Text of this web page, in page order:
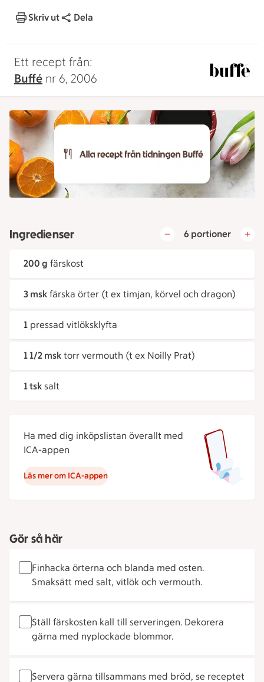
Skriv ut Dela
Ett recept från:
Buffé nr 6, 2006
Ingredienser 6 portioner
200 g färskost
3 msk färska örter (t ex timjan, körvel och dragon)
1 pressad vitlöksklyfta
1 1/2 msk torr vermouth (t ex Noilly Prat)
1 tsk salt
Ha med dig inköpslistan överallt med
ICA-appen
Läs mer om ICA-appen
Gör så här
Finhacka örterna och blanda med osten.
Smaksätt med salt, vitlök och vermouth.
Ställ färskosten kall till serveringen. Dekorera
gärna med nyplockade blommor.
Servera gärna tillsammans med bröd, se receptet